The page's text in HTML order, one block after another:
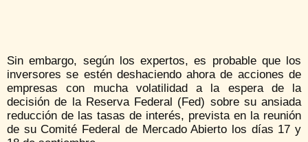
Sin embargo, según los expertos, es probable que los
inversores se estén deshaciendo ahora de acciones de
empresas con mucha volatilidad a la espera de la
decisión de la Reserva Federal (Fed) sobre su ansiada
reducción de las tasas de interés, prevista en la reunión
de su Comité Federal de Mercado Abierto los días 17 y